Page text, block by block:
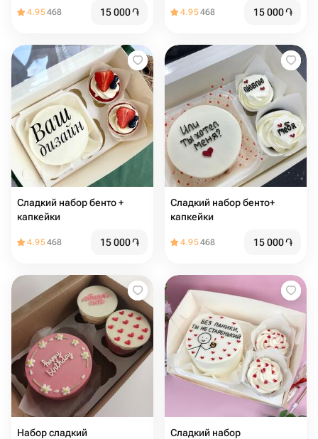
4.95468 15 000֏ 4.95468 15 000֏
Сладкий набор бенто +
капкейки
4.95468 15 000֏
Сладкий набор бенто+
капкейки
4.95468 15 000֏
Набор сладкий
Сладкий набор